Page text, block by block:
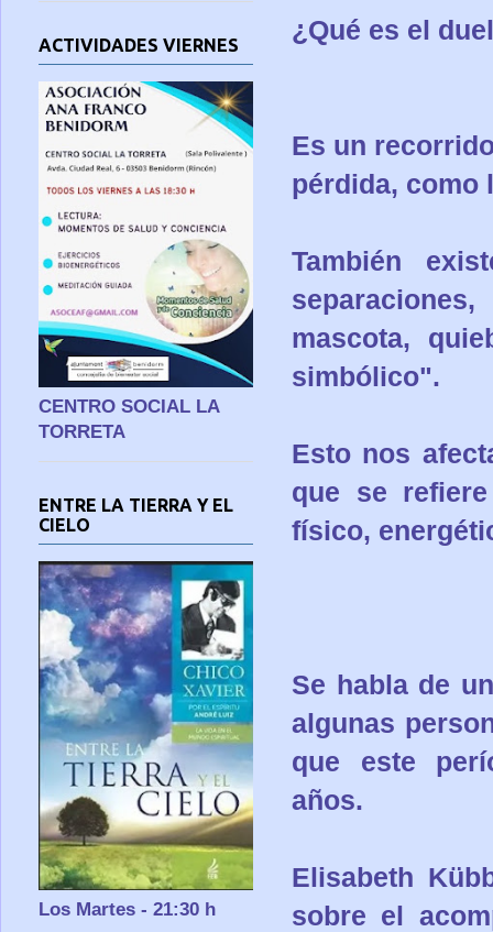
¿Qué es el
Es un
pérdida, como
También
mascota,
simbólico".
Esto nos
que se
físico,
Se habla de
algunas
que este
años.
Elisabeth
sobre el
ACTIVIDADES VIERNES
CENTRO SOCIAL LA
TORRETA
ENTRE LA TIERRA Y EL
CIELO
Los Martes - 21:30 h